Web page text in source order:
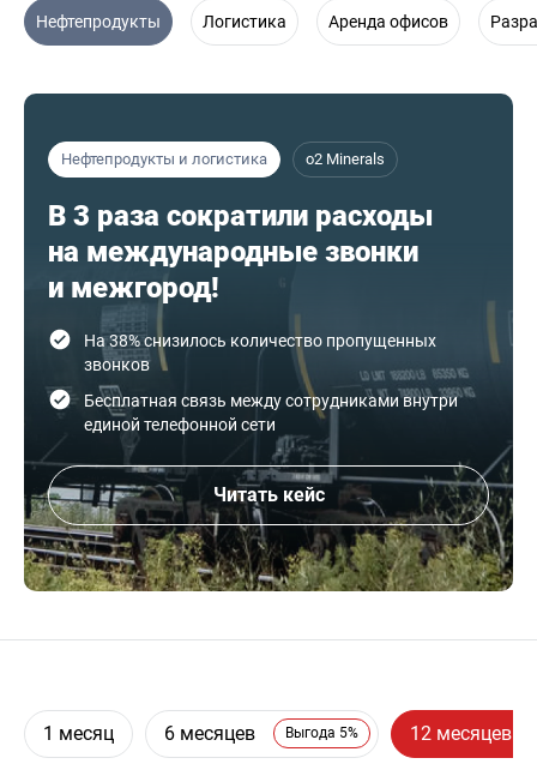
Нефтепродукты Логистика Аренда офисов
Нефтепродукты и логистика o2 Minerals
В 3 раза сократили расходы
на международные звонки
и межгород!
На 38% снизилось количество пропущенных
звонков
Бесплатная связь между сотрудниками внутри
единой телефонной сети
Читать кейс
1 месяц 6 месяцев Выгода 5% 12 месяцев